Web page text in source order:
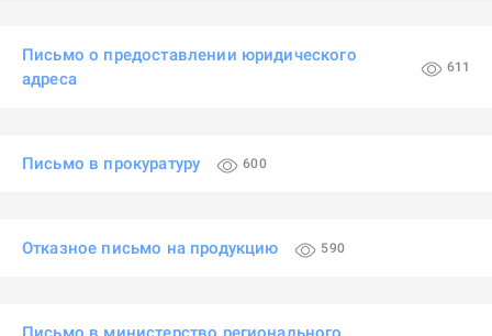
Письмо о предоставлении юридического
адреса
611
Письмо в прокуратуру 600
Отказное письмо на продукцию 590